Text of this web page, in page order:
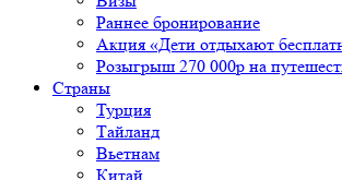
Раннее бронирование
Акция «Дети отдыхают
Розыгрыш 270 000р на
Страны
Турция
Тайланд
Вьетнам
Китай